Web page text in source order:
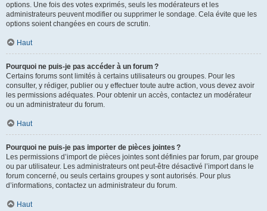
options. Une fois des votes exprimés, seuls les modérateurs et les
administrateurs peuvent modifier ou supprimer le sondage. Cela évite que les
options soient changées en cours de scrutin.
Haut
Pourquoi ne puis-je pas accéder à un forum ?
Certains forums sont limités à certains utilisateurs ou groupes. Pour les
consulter, y rédiger, publier ou y effectuer toute autre action, vous devez avoir
les permissions adéquates. Pour obtenir un accès, contactez un modérateur
ou un administrateur du forum.
Haut
Pourquoi ne puis-je pas importer de pièces jointes ?
Les permissions d’import de pièces jointes sont définies par forum, par groupe
ou par utilisateur. Les administrateurs ont peut-être désactivé l’import dans le
forum concerné, ou seuls certains groupes y sont autorisés. Pour plus
d’informations, contactez un administrateur du forum.
Haut